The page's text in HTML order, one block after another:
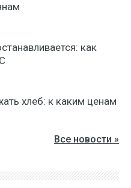
как
хлеб: к каким ценам
Все новости »